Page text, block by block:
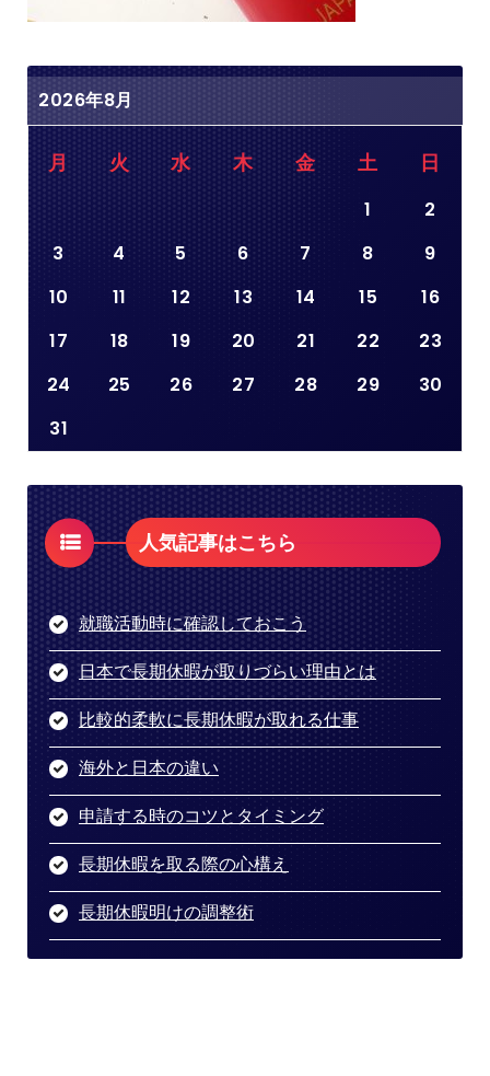
2026年8月
月 火 水 木 金 土 日
1
2
3
4 5 6 7 8
9
10
11 12 13 14 15
16
17
18 19 20 21 22
23
24
25 26 27 28 29
30
31
人気記事はこちら
就職活動時に確認しておこう
日本で長期休暇が取りづらい理由とは
比較的柔軟に長期休暇が取れる仕事
海外と日本の違い
申請する時のコツとタイミング
長期休暇を取る際の心構え
長期休暇明けの調整術